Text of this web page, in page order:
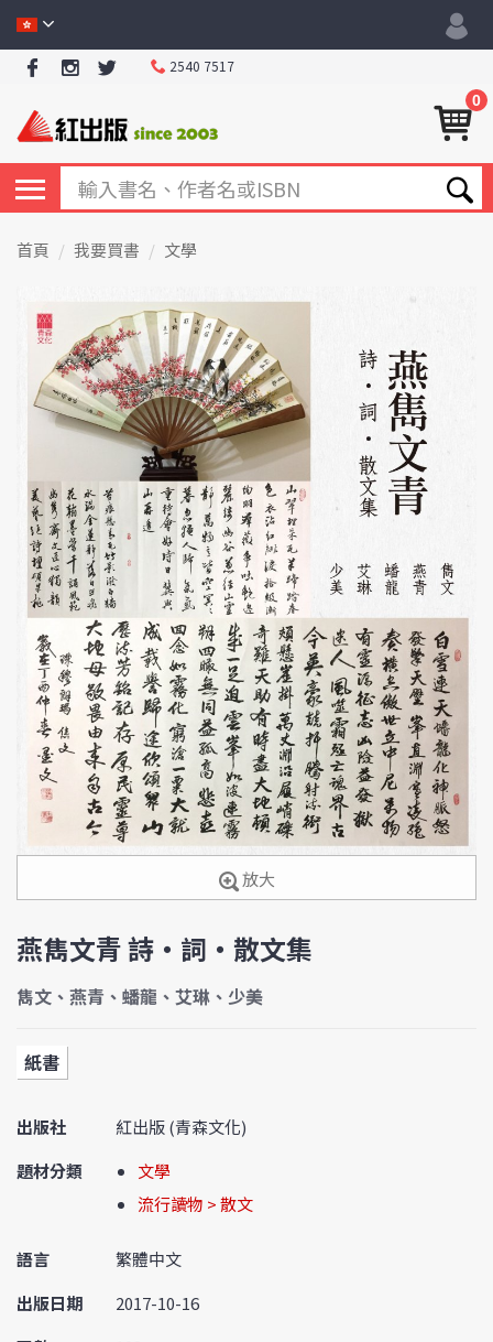
2540 7517
0
首頁 我要買書 文學
放大
燕雋文青 詩‧詞‧散文集
雋文、燕青、蟠龍、艾琳、少美
紙書
出版社
紅出版 (青森文化)
題材分類
文學
流行讀物 > 散文
語言
繁體中文
出版日期
2017-10-16